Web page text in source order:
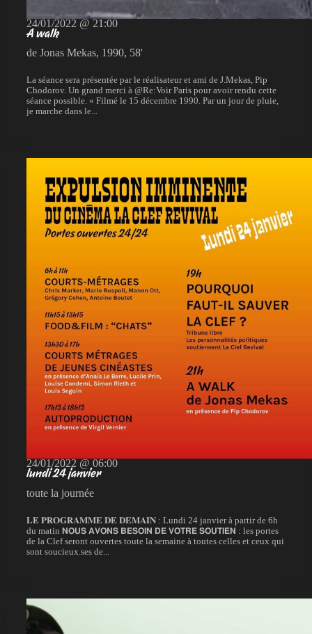
24/01/2022 @ 21:00
A walk
de Jonas Mekas, 1990, 58'
La séance sera présentée par le réalisateur et ami de J.Mekas, Pip
Chodorov. Un grand merci à @Re:Voir Paris pour avoir rendu cette
séance possible. « Filmé le 15 décembre 1990. Par un jour de pluie,
je marche dans le...
24/01/2022 @ 06:00
lundi 24 janvier
toute la journée
𝐋𝐄 𝐏𝐑𝐎𝐆𝐑𝐀𝐌𝐌𝐄 𝐃𝐄 𝐃𝐄𝐌𝐀𝐈𝐍 : Lundi 24 janvier à partir de 6h
du matin 𝗡𝗢𝗨𝗦 𝗔𝗩𝗢𝗡𝗦 𝗕𝗘𝗦𝗢𝗜𝗡 𝗗𝗘 𝗩𝗢𝗧𝗥𝗘 𝗦𝗢𝗨𝗧𝗜𝗘𝗡 : les portes
de la Clef seront ouvertes toute la semaine à toutes celles et ceux qui
sont soucieux.ses de...